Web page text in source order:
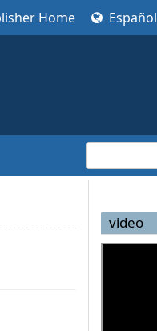
Home Español
video